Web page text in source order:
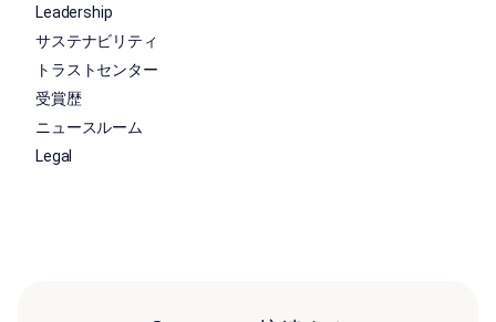
Leadership
サステナビリティ
トラストセンター
受賞歴
ニュースルーム
Legal